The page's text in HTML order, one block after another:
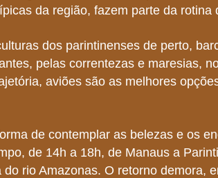
da região, fazem parte da rotina
dos parintinenses de perto,
pelas correntezas e maresias,
aviões são as melhores
de contemplar as belezas e os
de 14h a 18h, de Manaus a
rio Amazonas. O retorno demora,